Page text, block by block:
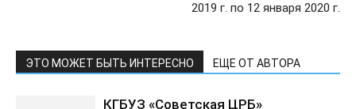
2019 г. по 12 января 2020 г.
ЭТО МОЖЕТ БЫТЬ ИНТЕРЕСНО ЕЩЕ ОТ АВТОРА
КГБУЗ «Советская ЦРБ»